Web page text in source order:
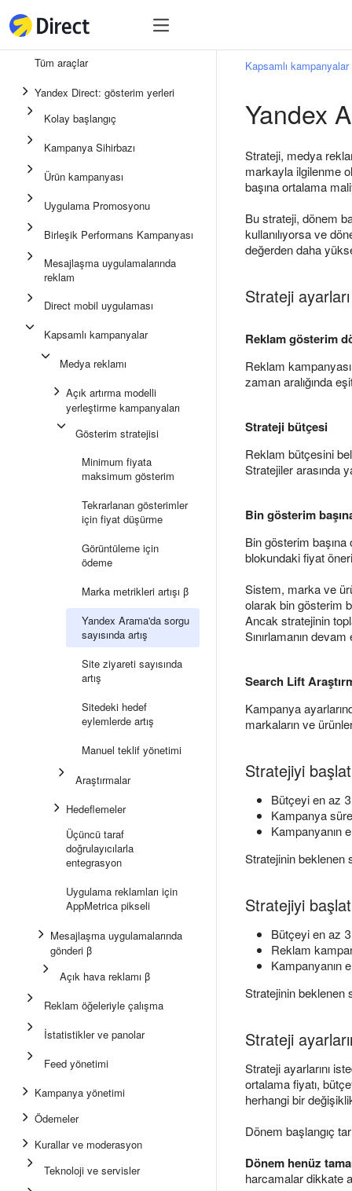
Araçlar
Mesajlaşma
Medya reklamı
Kampanya Sihirbazı
Ürün kampanyası
Kolay Başlangıç
Tüm araçlar
Yandex Direct: gösterim yerleri
Kolay başlangıç
Kampanya Sihirbazı
Ürün kampanyası
Uygulama Promosyonu
Birleşik Performans Kampanyası
Mesajlaşma uygulamalarında
reklam
Direct mobil uygulaması
Kapsamlı kampanyalar
Medya reklamı
Açık artırma modelli
yerleştirme kampanyaları
Gösterim stratejisi
Minimum fiyata
maksimum gösterim
Tekrarlanan gösterimler
için fiyat düşürme
Görüntüleme için
ödeme
Marka metrikleri artışı β
Yandex Arama'da sorgu
sayısında artış
Site ziyareti sayısında
artış
Sitedeki hedef
eylemlerde artış
Manuel teklif yönetimi
Araştırmalar
Hedeflemeler
Üçüncü taraf
doğrulayıcılarla
entegrasyon
Uygulama reklamları için
AppMetrica pikseli
Mesajlaşma uygulamalarında
gönderi β
Açık hava reklamı β
Reklam öğeleriyle çalışma
İstatistikler ve panolar
Feed yönetimi
Kampanya yönetimi
Ödemeler
Kurallar ve moderasyon
Teknoloji ve servisler
Kapsamlı kampanyalar
Yandex
Strateji, medya
markayla ilgilenme
başına ortalama
Bu strateji, dönem
kullanılıyorsa ve
değerden daha
Strateji ayarları
Reklam gösterim
Reklam
zaman aralığında
Strateji bütçesi
Reklam bütçesini
Stratejiler arasında
Bin gösterim
Bin gösterim
blokundaki fiyat
Sistem, marka ve
olarak bin gösterim
Ancak stratejinin
Sınırlamanın
Search Lift
Kampanya
markaların ve
Stratejiyi
Bütçeyi en az
Kampanya
Kampanyanın
Stratejinin beklenen
Stratejiyi
Bütçeyi en az
Reklam
Kampanyanın
Stratejinin beklenen
Strateji
Strateji ayarlarını
ortalama fiyatı,
herhangi bir
Dönem başlangıç
Dönem henüz
harcamalar dikkate